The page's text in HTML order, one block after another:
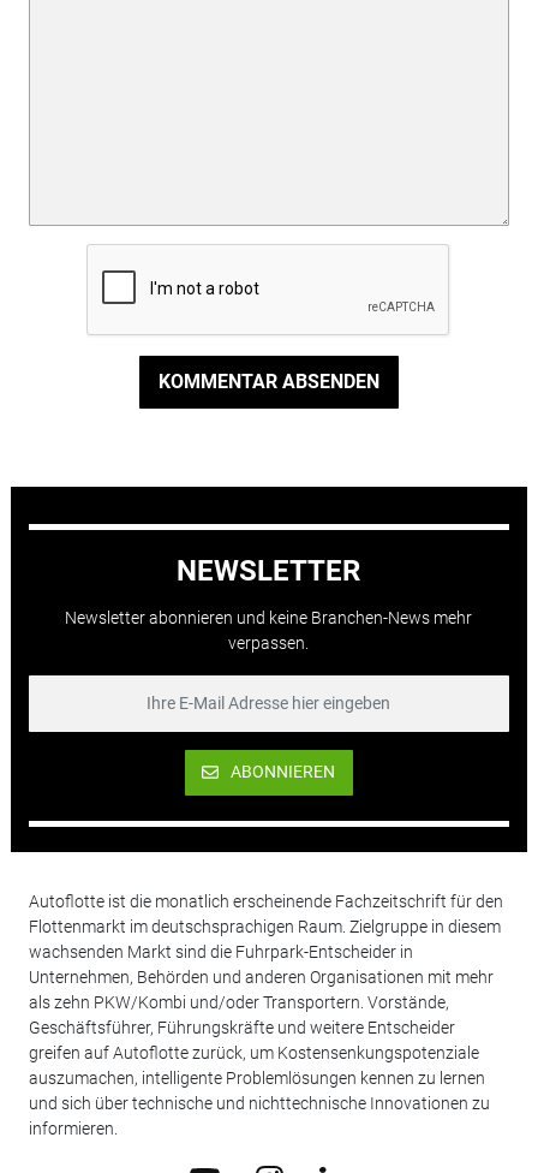
KOMMENTAR ABSENDEN
NEWSLETTER
Newsletter abonnieren und keine Branchen-News mehr
verpassen.
ABONNIEREN
Autoflotte ist die monatlich erscheinende Fachzeitschrift für den
Flottenmarkt im deutschsprachigen Raum. Zielgruppe in diesem
wachsenden Markt sind die Fuhrpark-Entscheider in
Unternehmen, Behörden und anderen Organisationen mit mehr
als zehn PKW/Kombi und/oder Transportern. Vorstände,
Geschäftsführer, Führungskräfte und weitere Entscheider
greifen auf Autoflotte zurück, um Kostensenkungspotenziale
auszumachen, intelligente Problemlösungen kennen zu lernen
und sich über technische und nichttechnische Innovationen zu
informieren.